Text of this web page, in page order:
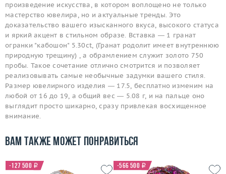
произведение искусства, в котором воплощено не только
мастерство ювелира, но и актуальные тренды. Это
доказательство вашего изысканного вкуса, высокого статуса
и яркий акцент в стильном образе. Вставка — 1 гранат
огранки "кабошон" 5.30ct, (Гранат родолит имеет внутреннюю
природную трещину) , а обрамлением служит золото 750
пробы. Такое сочетание отлично смотрится и позволяет
реализовывать самые необычные задумки вашего стиля.
Размер ювелирного изделия — 17.5, бесплатно изменим на
любой от 16 до 19, а общий вес — 5.08 г, и на пальце оно
выглядит просто шикарно, сразу привлекая восхищенное
внимание.
Вам также может понравиться
-127 500 i -566 500 i